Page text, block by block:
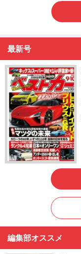
最新号
編集部オススメ